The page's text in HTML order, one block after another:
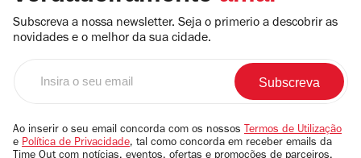
Subscreva a nossa newsletter. Seja o primerio a descobrir as
novidades e o melhor da sua cidade.
email
Ao inserir o seu email concorda com os nossos Termos de Utilização
e Política de Privacidade, tal como concorda em receber emails da